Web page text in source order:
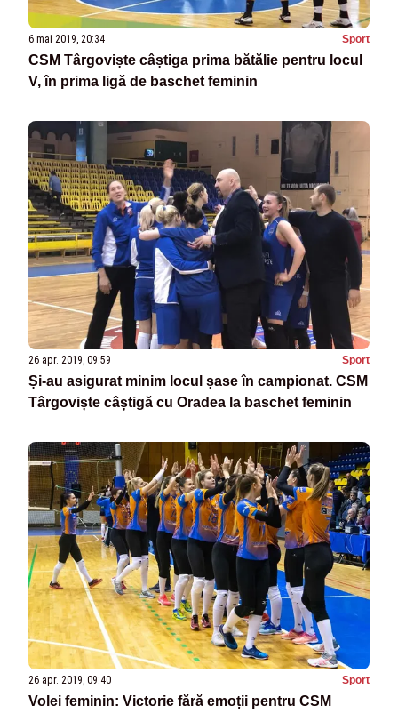
6 mai 2019, 20:34 Sport
CSM Târgoviște câștiga prima bătălie pentru locul
V, în prima ligă de baschet feminin
26 apr. 2019, 09:59 Sport
Și-au asigurat minim locul șase în campionat. CSM
Târgoviște câștigă cu Oradea la baschet feminin
26 apr. 2019, 09:40 Sport
Volei feminin: Victorie fără emoții pentru CSM